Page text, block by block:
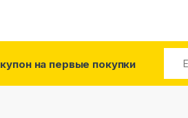
купон на первые покупки